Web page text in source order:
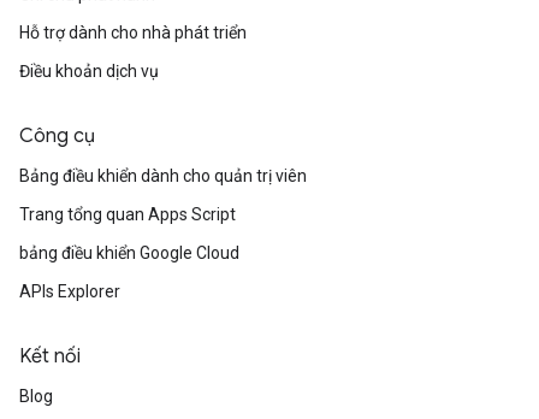
Hỗ trợ dành cho nhà phát triển
Điều khoản dịch vụ
Công cụ
Bảng điều khiển dành cho quản trị viên
Trang tổng quan Apps Script
bảng điều khiển Google Cloud
APIs Explorer
Kết nối
Blog